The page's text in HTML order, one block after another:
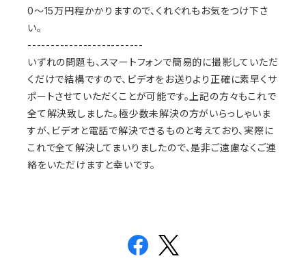
0〜15万円程かかりますので、くれぐれもお気をつけ下さ
い。
-------------------------
いずれの問題も、スマートフォンで簡易的に撮影していただ
くだけで結構ですので、ビデオをお送りより正確に素早くサ
ポートさせていただくことが可能です。上記の方々もこれで
全て解決致しました。極少数未解決の方がいらっしゃいま
すが、ビデオと電話で解決できるものと考えており、実際に
これで全て解決してまいりましたので、是非ご遠慮なくご連
絡をいただけますと幸いです。